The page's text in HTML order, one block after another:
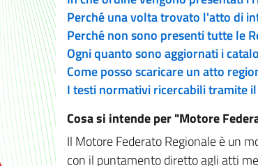
Perché una volta trovato l'atto di
Perché non sono presenti tutte le
Ogni quanto sono aggiornati i
Come posso scaricare un atto
I testi normativi ricercabili tramite
Cosa si intende per "Motore
Il Motore Federato Regionale è un
con il puntamento diretto agli atti